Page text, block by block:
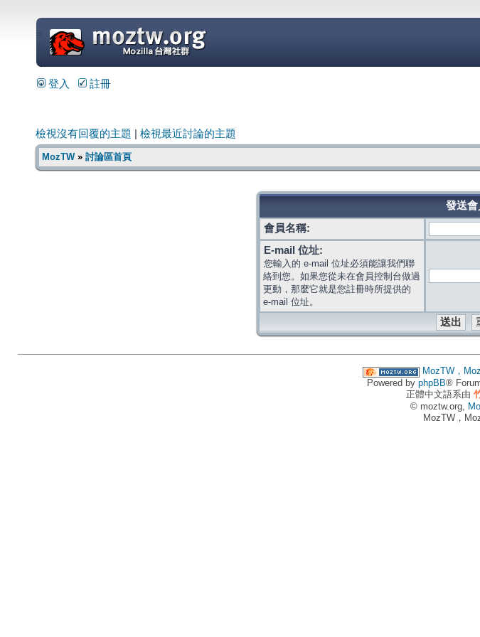
=
登入 註冊
檢視沒有回覆的主題 檢視最近討論的主題
MozTW» 討論區首頁
發送
會員名稱:
E-mail 位址:
您輸入的 e-mail 位址必須能讓我們聯
絡到您。如果您從未在會員控制台做過
更動，那麼它就是您註冊時所提供的
e-mail 位址。
MozTW，
Powered by phpBB®
正體中文語系由
© moztw.org,
MozTW，